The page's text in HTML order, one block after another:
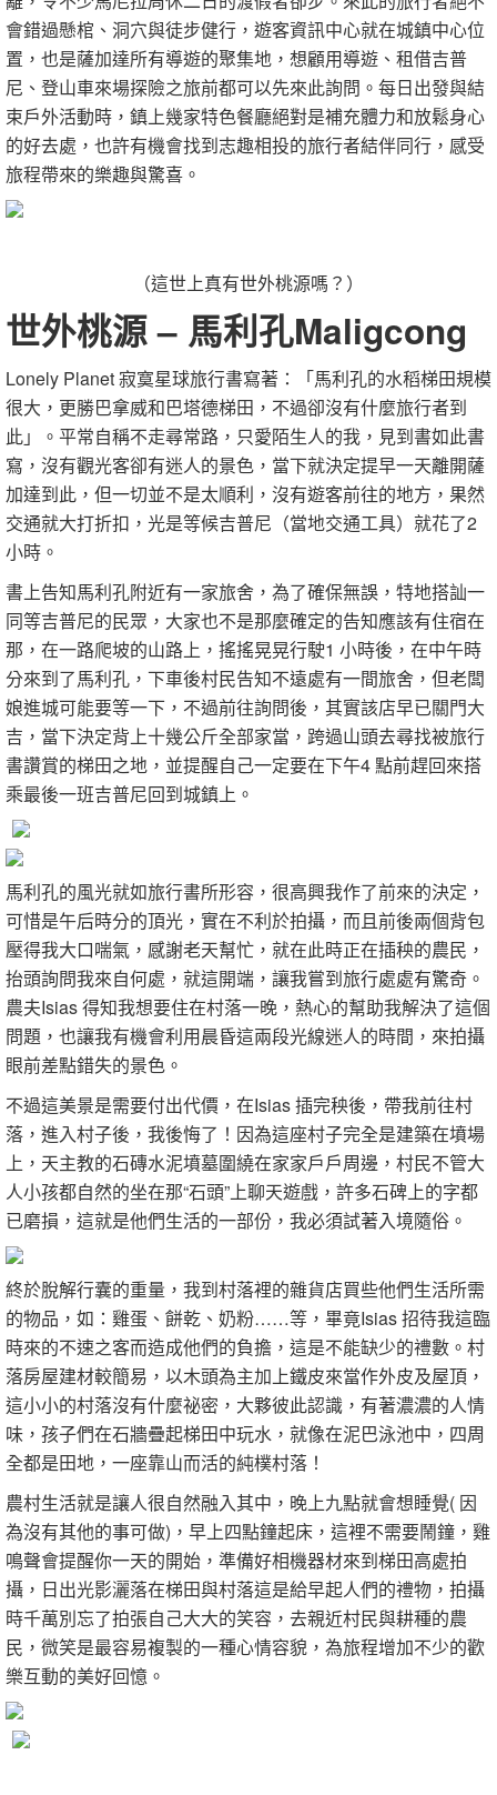
會錯過懸棺、洞穴與徒步健行，遊客資訊中心就在城鎮中心位
置，也是薩加達所有導遊的聚集地，想顧用導遊、租借吉普
尼、登山車來場探險之旅前都可以先來此詢問。每日出發與結
束戶外活動時，鎮上幾家特色餐廳絕對是補充體力和放鬆身心
的好去處，也許有機會找到志趣相投的旅行者結伴同行，感受
旅程帶來的樂趣與驚喜。
（這世上真有世外桃源嗎？）
世外桃源 – 馬利孔Maligcong
Lonely Planet 寂寞星球旅行書寫著：「馬利孔的水稻梯田規模
很大，更勝巴拿威和巴塔德梯田，不過卻沒有什麼旅行者到
此」。平常自稱不走尋常路，只愛陌生人的我，見到書如此書
寫，沒有觀光客卻有迷人的景色，當下就決定提早一天離開薩
加達到此，但一切並不是太順利，沒有遊客前往的地方，果然
交通就大打折扣，光是等候吉普尼（當地交通工具）就花了2
小時。
書上告知馬利孔附近有一家旅舍，為了確保無誤，特地搭訕一
同等吉普尼的民眾，大家也不是那麼確定的告知應該有住宿在
那，在一路爬坡的山路上，搖搖晃晃行駛1 小時後，在中午時
分來到了馬利孔，下車後村民告知不遠處有一間旅舍，但老闆
娘進城可能要等一下，不過前往詢問後，其實該店早已關門大
吉，當下決定背上十幾公斤全部家當，跨過山頭去尋找被旅行
書讚賞的梯田之地，並提醒自己一定要在下午4 點前趕回來搭
乘最後一班吉普尼回到城鎮上。
馬利孔的風光就如旅行書所形容，很高興我作了前來的決定，
可惜是午后時分的頂光，實在不利於拍攝，而且前後兩個背包
壓得我大口喘氣，感謝老天幫忙，就在此時正在插秧的農民，
抬頭詢問我來自何處，就這開端，讓我嘗到旅行處處有驚奇。
農夫Isias 得知我想要住在村落一晚，熱心的幫助我解決了這個
問題，也讓我有機會利用晨昏這兩段光線迷人的時間，來拍攝
眼前差點錯失的景色。
不過這美景是需要付出代價，在Isias 插完秧後，帶我前往村
落，進入村子後，我後悔了！因為這座村子完全是建築在墳場
上，天主教的石磚水泥墳墓圍繞在家家戶戶周邊，村民不管大
人小孩都自然的坐在那“石頭”上聊天遊戲，許多石碑上的字都
已磨損，這就是他們生活的一部份，我必須試著入境隨俗。
終於脫解行囊的重量，我到村落裡的雜貨店買些他們生活所需
的物品，如：雞蛋、餅乾、奶粉……等，畢竟Isias 招待我這臨
時來的不速之客而造成他們的負擔，這是不能缺少的禮數。村
落房屋建材較簡易，以木頭為主加上鐵皮來當作外皮及屋頂，
這小小的村落沒有什麼祕密，大夥彼此認識，有著濃濃的人情
味，孩子們在石牆疊起梯田中玩水，就像在泥巴泳池中，四周
全都是田地，一座靠山而活的純樸村落！
農村生活就是讓人很自然融入其中，晚上九點就會想睡覺( 因
為沒有其他的事可做)，早上四點鐘起床，這裡不需要鬧鐘，雞
鳴聲會提醒你一天的開始，準備好相機器材來到梯田高處拍
攝，日出光影灑落在梯田與村落這是給早起人們的禮物，拍攝
時千萬別忘了拍張自己大大的笑容，去親近村民與耕種的農
民，微笑是最容易複製的一種心情容貌，為旅程增加不少的歡
樂互動的美好回憶。